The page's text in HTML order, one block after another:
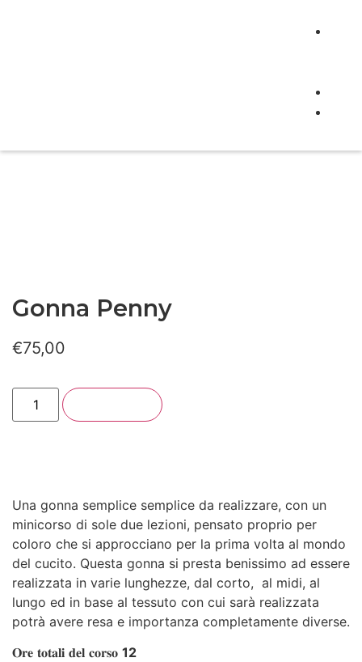
Gonna Penny
€75,00
Una gonna semplice semplice da realizzare, con un
minicorso di sole due lezioni, pensato proprio per
coloro che si approcciano per la prima volta al mondo
del cucito. Questa gonna si presta benissimo ad essere
realizzata in varie lunghezze, dal corto, al midi, al
lungo ed in base al tessuto con cui sarà realizzata
potrà avere resa e importanza completamente diverse.
𝐎𝐫𝐞 𝐭𝐨𝐭𝐚𝐥𝐢 𝐝𝐞𝐥 𝐜𝐨𝐫𝐬𝐨 12